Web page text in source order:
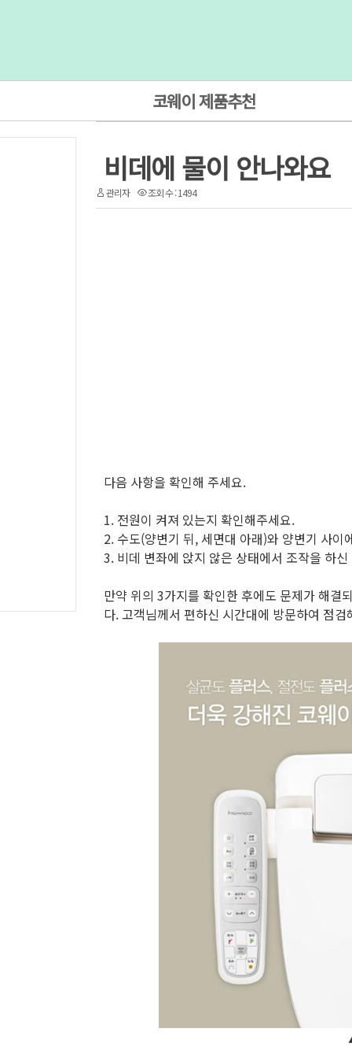
코웨이 제품추천
비데에 물이 안나와요
관리자 조회 수 : 1494
다음 사항을 확인해 주세요.
1. 전원이 켜져 있는지 확인해주세요.
2. 수도(양변기 뒤, 세면대 아래)와 양변기 사
3. 비데 변좌에 앉지 않은 상태에서 조작을 하
만약 위의 3가지를 확인한 후에도 문제가 해결
다. 고객님께서 편하신 시간대에 방문하여 점검